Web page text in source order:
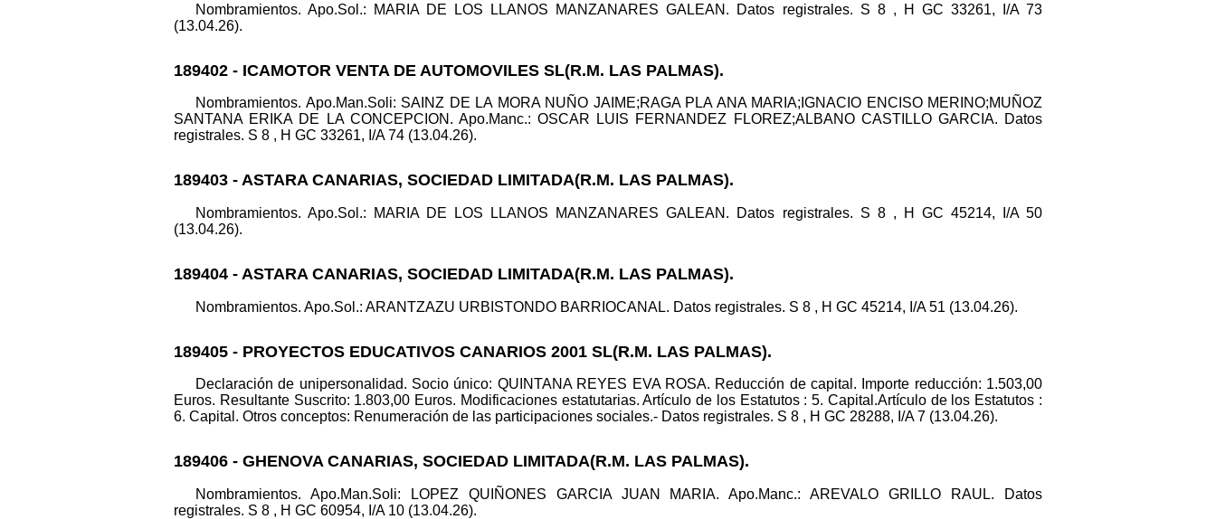
Nombramientos. Apo.Sol.: MARIA DE LOS LLANOS MANZANARES GALEAN. Datos registrales. S 8 , H GC 33261, I/A 73
(13.04.26).
189402 - ICAMOTOR VENTA DE AUTOMOVILES SL(R.M. LAS PALMAS).
Nombramientos. Apo.Man.Soli: SAINZ DE LA MORA NUÑO JAIME;RAGA PLA ANA MARIA;IGNACIO ENCISO MERINO;MUÑOZ
SANTANA ERIKA DE LA CONCEPCION. Apo.Manc.: OSCAR LUIS FERNANDEZ FLOREZ;ALBANO CASTILLO GARCIA. Datos
registrales. S 8 , H GC 33261, I/A 74 (13.04.26).
189403 - ASTARA CANARIAS, SOCIEDAD LIMITADA(R.M. LAS PALMAS).
Nombramientos. Apo.Sol.: MARIA DE LOS LLANOS MANZANARES GALEAN. Datos registrales. S 8 , H GC 45214, I/A 50
(13.04.26).
189404 - ASTARA CANARIAS, SOCIEDAD LIMITADA(R.M. LAS PALMAS).
Nombramientos. Apo.Sol.: ARANTZAZU URBISTONDO BARRIOCANAL. Datos registrales. S 8 , H GC 45214, I/A 51 (13.04.26).
189405 - PROYECTOS EDUCATIVOS CANARIOS 2001 SL(R.M. LAS PALMAS).
Declaración de unipersonalidad. Socio único: QUINTANA REYES EVA ROSA. Reducción de capital. Importe reducción: 1.503,00
Euros. Resultante Suscrito: 1.803,00 Euros. Modificaciones estatutarias. Artículo de los Estatutos : 5. Capital.Artículo de los Estatutos :
6. Capital. Otros conceptos: Renumeración de las participaciones sociales.- Datos registrales. S 8 , H GC 28288, I/A 7 (13.04.26).
189406 - GHENOVA CANARIAS, SOCIEDAD LIMITADA(R.M. LAS PALMAS).
Nombramientos. Apo.Man.Soli: LOPEZ QUIÑONES GARCIA JUAN MARIA. Apo.Manc.: AREVALO GRILLO RAUL. Datos
registrales. S 8 , H GC 60954, I/A 10 (13.04.26).